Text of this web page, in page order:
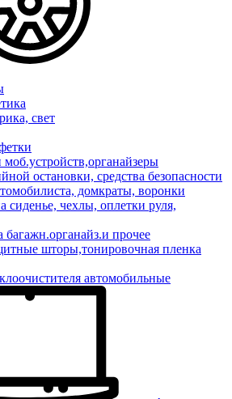
свет
остановки, средства безопасности
домкраты, воронки
сиденье, чехлы, оплетки руля,
багажн.органайз.и прочее
шторы,тонировочная пленка
автомобильные